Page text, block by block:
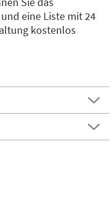
eine Liste mit 24
kostenlos